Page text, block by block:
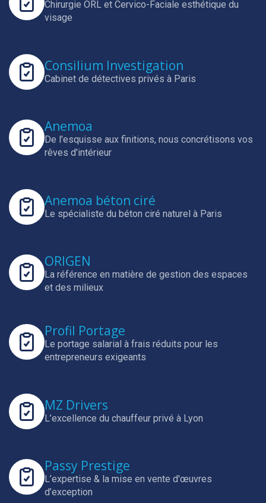
Chirurgie ORL et Cervico-Faciale esthétique du
visage
Consilium Investigation
Cabinet de détectives privés à Paris
Anemoa
De l'esquisse aux finitions, nous concrétisons vos
rêves d'intérieur
Anemoa béton ciré
Le spécialiste du béton ciré naturel à Paris
ORIGEN
La référence en matière de gestion des espaces
et des milieux
Profil Portage
Le portage salarial à frais réduits pour les
entrepreneurs exigeants
MZ Drivers
L’excellence du chauffeur privé à Lyon
Passy Prestige
L’expertise & la mise en vente d'œuvres
d’exception